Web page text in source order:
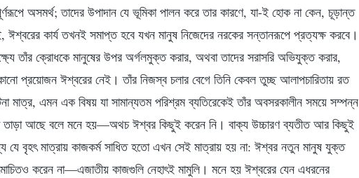
অসমর্থ; তাদের উপাদান যে ভূমিকা পালন করে তার কারণে, যা-ই হোক না কেন, চূড়ান্ত
ঈশ্বরের কার্য তখনই সমাপ্ত হবে যখন মানুষ নিজেদের নরকের সন্তানরূপে প্রত্যক্ষ করবে।
তাঁর ক্রোধকে মানুষের উপর অর্গলমুক্ত করার, অথবা তাদের সরাসরি অভিযুক্ত করার,
প্রয়োজন ঈশ্বরের নেই। তাঁর নিজস্ব চলার বেগে তিনি কেবল তুচ্ছ আলাপচারিতায় রত
মাত্র, এমন এক বিষয় যা সামান্যতম পরিশ্রম ব্যতিরেকেই তাঁর অবসরকালীন সময়ে সম্পন্ন
তাড়া আছে বলে মনে হয়—অথচ ঈশ্বর কিছুই করেন নি। বাক্য উচ্চারণ ব্যতীত আর কিছুই
যে বৃহৎ মাত্রায় কাজকর্ম সাধিত হতো এখন সেই মাত্রায় হয় না: ঈশ্বর নতুন মানুষ যুক্ত
করেন না—এজাতীয় কাজগুলি নেহাৎই মামুলি। মনে হয় ঈশ্বরের যেন এধরনের